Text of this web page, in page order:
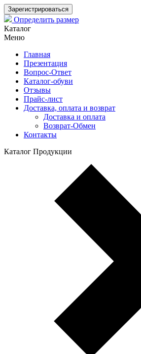
Зарегистрироваться
Определить размер
Каталог
Меню
Главная
Презентация
Вопрос-Ответ
Каталог-обуви
Отзывы
Прайс-лист
Доставка, оплата и возврат
Доставка и оплата
Возврат-Обмен
Контакты
Каталог Продукции